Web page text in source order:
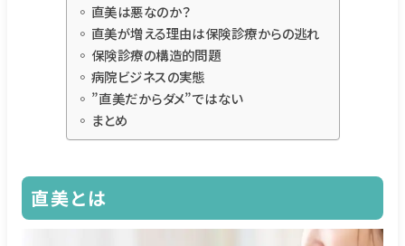
直美は悪なのか？
直美が増える理由は保険診療からの逃れ
保険診療の構造的問題
病院ビジネスの実態
”直美だからダメ”ではない
まとめ
直美とは